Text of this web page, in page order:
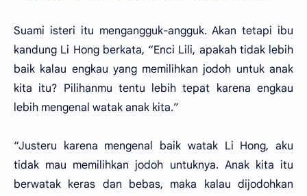
Suami isteri itu mengangguk-angguk. Akan tetapi ibu
kandung Li Hong berkata, “Enci Lili, apakah tidak lebih
baik kalau engkau yang memilihkan jodoh untuk anak
kita itu? Pilihanmu tentu lebih tepat karena engkau
lebih mengenal watak anak kita.”
“Justeru karena mengenal baik watak Li Hong, aku
tidak mau memilihkan jodoh untuknya. Anak kita itu
berwatak keras dan bebas, maka kalau dijodohkan